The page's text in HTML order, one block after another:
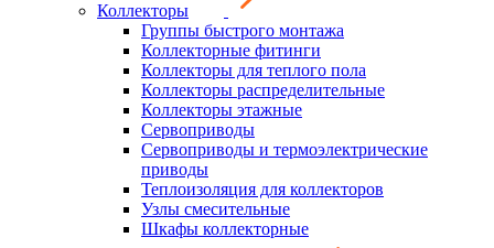
Коллекторы
Группы быстрого монтажа
Коллекторные фитинги
Коллекторы для теплого пола
Коллекторы распределительные
Коллекторы этажные
Сервоприводы
Сервоприводы и термоэлектрические
приводы
Теплоизоляция для коллекторов
Узлы смесительные
Шкафы коллекторные